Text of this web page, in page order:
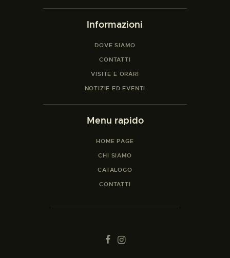
Informazioni
DOVE SIAMO
CONTATTI
VISITE E ORARI
NOTIZIE ED EVENTI
Menu rapido
HOME PAGE
CHI SIAMO
CATALOGO
CONTATTI